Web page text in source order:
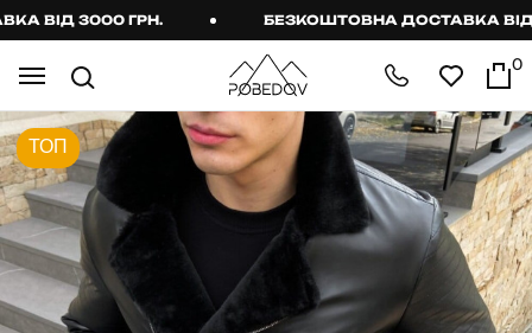
ВІД 3000 ГРН. БЕЗКОШТОВНА ДОСТАВКА ВІД
0
ТОП